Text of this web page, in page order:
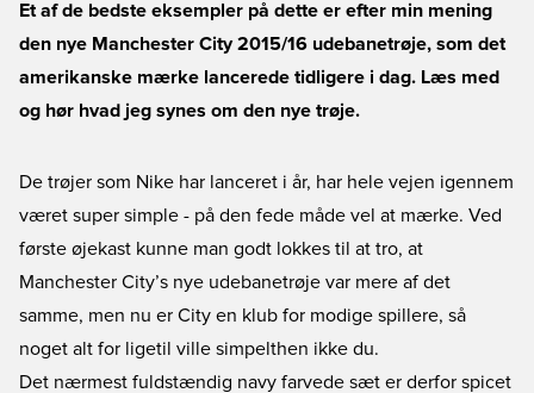
Et af de bedste eksempler på dette er efter min mening
den nye Manchester City 2015/16 udebanetrøje, som det
amerikanske mærke lancerede tidligere i dag. Læs med
og hør hvad jeg synes om den nye trøje.
De trøjer som Nike har lanceret i år, har hele vejen igennem
været super simple - på den fede måde vel at mærke. Ved
første øjekast kunne man godt lokkes til at tro, at
Manchester City’s nye udebanetrøje var mere af det
samme, men nu er City en klub for modige spillere, så
noget alt for ligetil ville simpelthen ikke du.
Det nærmest fuldstændig navy farvede sæt er derfor spicet